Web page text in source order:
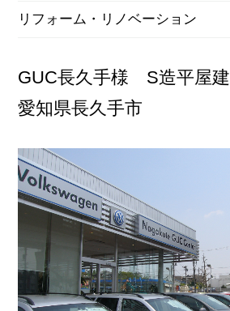
リフォーム・リノベーション
GUC長久手様
S造平屋建
愛知県長久手市